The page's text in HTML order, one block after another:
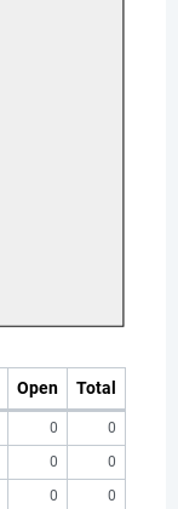
Open Total
0
0
0
0
0 0